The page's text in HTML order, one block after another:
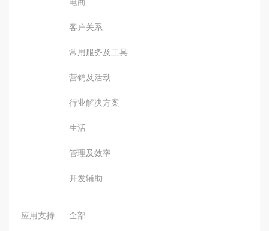
客户关系
常用服务及工具
营销及活动
行业解决方案
生活
管理及效率
开发辅助
应用支持 全部